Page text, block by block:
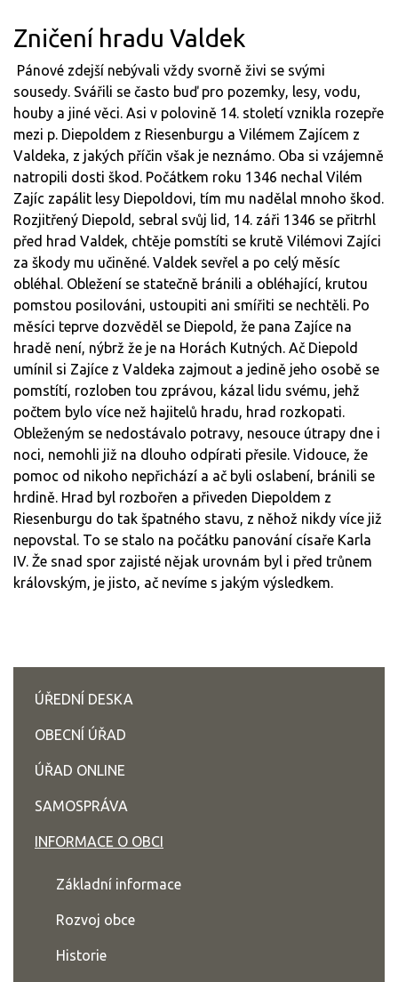
Zničení hradu Valdek
Pánové zdejší nebývali vždy svorně živi se svými
sousedy. Svářili se často buď pro pozemky, lesy, vodu,
houby a jiné věci. Asi v polovině 14. století vznikla rozepře
mezi p. Diepoldem z Riesenburgu a Vilémem Zajícem z
Valdeka, z jakých příčin však je neznámo. Oba si vzájemně
natropili dosti škod. Počátkem roku 1346 nechal Vilém
Zajíc zapálit lesy Diepoldovi, tím mu nadělal mnoho škod.
Rozjitřený Diepold, sebral svůj lid, 14. záři 1346 se přitrhl
před hrad Valdek, chtěje pomstíti se krutě Vilémovi Zajíci
za škody mu učiněné. Valdek sevřel a po celý měsíc
obléhal. Obležení se statečně bránili a obléhající, krutou
pomstou posilováni, ustoupiti ani smířiti se nechtěli. Po
měsíci teprve dozvěděl se Diepold, že pana Zajíce na
hradě není, nýbrž že je na Horách Kutných. Ač Diepold
umínil si Zajíce z Valdeka zajmout a jedině jeho osobě se
pomstítí, rozloben tou zprávou, kázal lidu svému, jehž
počtem bylo více než hajitelů hradu, hrad rozkopati.
Obleženým se nedostávalo potravy, nesouce útrapy dne i
noci, nemohli již na dlouho odpírati přesile. Vidouce, že
pomoc od nikoho nepřichází a ač byli oslabení, bránili se
hrdině. Hrad byl rozbořen a přiveden Diepoldem z
Riesenburgu do tak špatného stavu, z něhož nikdy více již
nepovstal. To se stalo na počátku panování císaře Karla
IV. Že snad spor zajisté nějak urovnám byl i před trůnem
královským, je jisto, ač nevíme s jakým výsledkem.
ÚŘEDNÍ DESKA
OBECNÍ ÚŘAD
ÚŘAD ONLINE
SAMOSPRÁVA
INFORMACE O OBCI
Základní informace
Rozvoj obce
Historie